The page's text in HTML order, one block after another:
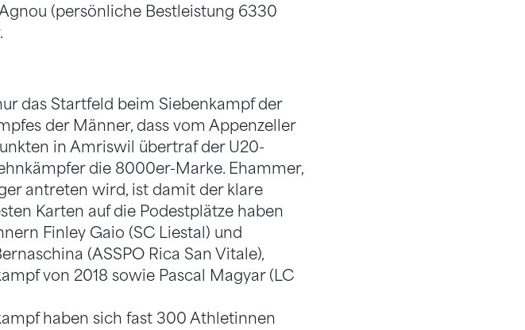
(persönliche Bestleistung 6330
das Startfeld beim Siebenkampf der
der Männer, dass vom Appenzeller
in Amriswil übertraf der U20-
die 8000er-Marke. Ehammer,
antreten wird, ist damit der klare
Karten auf die Podestplätze haben
Finley Gaio (SC Liestal) und
(ASSPO Rica San Vitale),
von 2018 sowie Pascal Magyar (LC
haben sich fast 300 Athletinnen